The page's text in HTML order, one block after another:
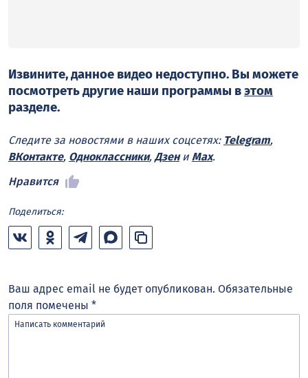
Извините, данное видео недоступно. Вы можете
посмотреть другие наши программы вэтом
разделе.
Следите за новостями в наших соцсетях: Telegram,
ВКонтакте, Одноклассники, Дзени Max.
Нравится
Поделиться:
Ваш адрес email не будет опубликован. Обязательные
поля помечены *